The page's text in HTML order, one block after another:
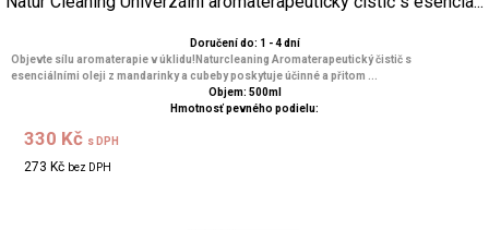
Doručení do: 1 - 4 dní
Objevte sílu aromaterapie v úklidu!Naturcleaning Aromaterapeutický čistič s
esenciálními oleji z mandarinky a cubeby poskytuje účinné a přitom ...
Objem: 500ml
Hmotnosť pevného podielu:
330 Kč s DPH
273 Kč bez DPH